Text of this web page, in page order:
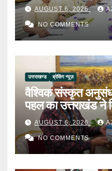
AUGUST 6, 2026
NO COMMENTS
उत्तराखण्ड ब्रेकिंग न्यूज़
वैश्विक संस्कृत
पहल का उत्तराखंड ने
AUGUST 6, 2026
NO COMMENTS